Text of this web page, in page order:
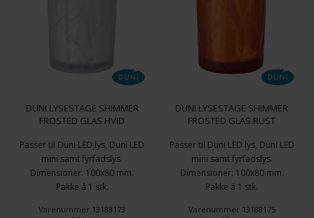
DUNI LYSESTAGE SHIMMER
FROSTED GLAS HVID
Passer til Duni LED lys, Duni LED
mini samt fyrfadslys.
Dimensioner: 100x80 mm.
Pakke á 1 stk.
Varenummer 13188173
DUNI LYSESTAGE SHIMMER
FROSTED GLAS RUST
Passer til Duni LED lys, Duni LED
mini samt fyrfadslys.
Dimensioner: 100x80 mm.
Pakke á 1 stk.
Varenummer 13188175